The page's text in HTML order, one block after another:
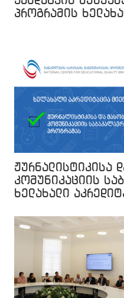
პროგრამის
ჟურნალისტიკისა
კომუნიკაციის
ხელახალი